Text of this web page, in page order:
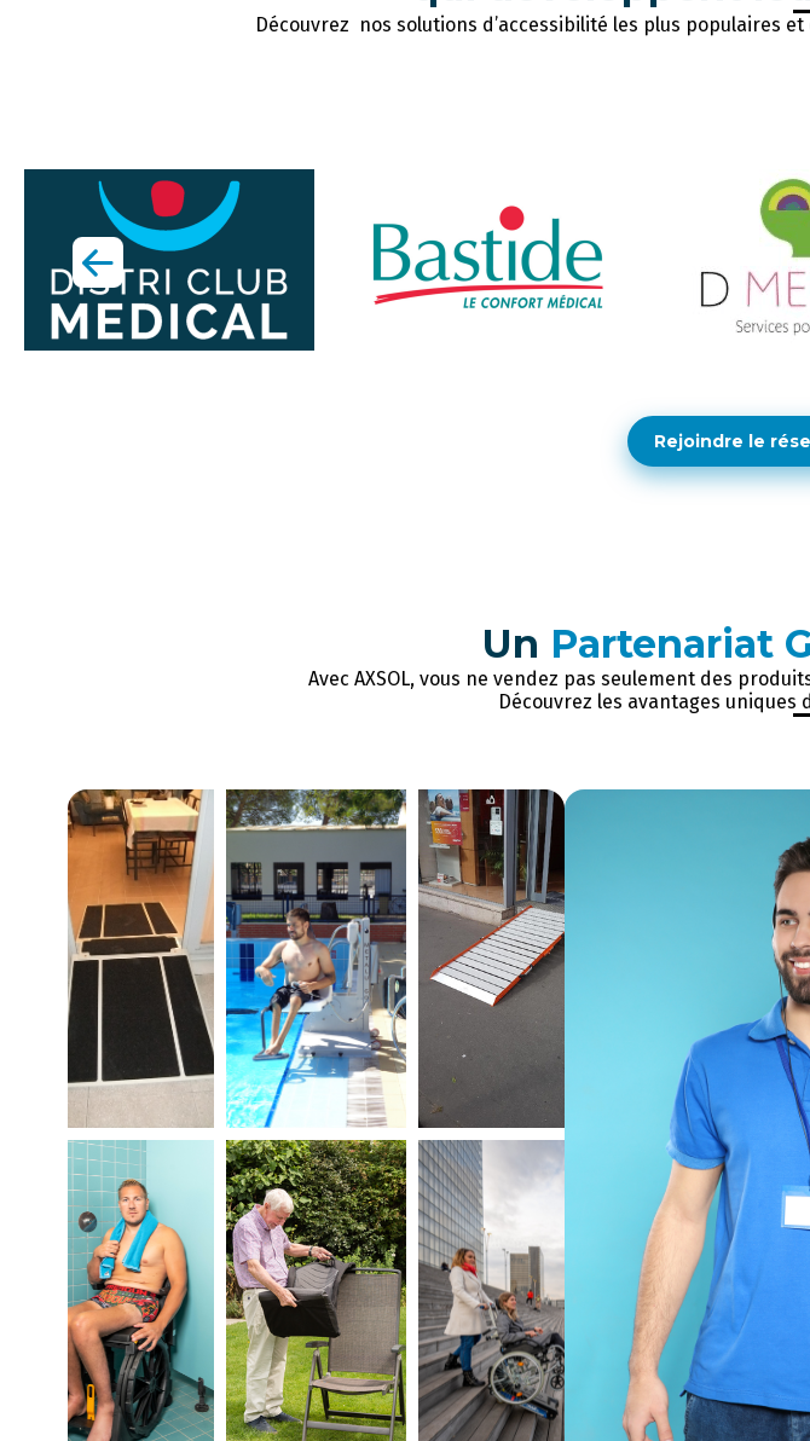
Découvrez nos solutions d’accessibilité les plus populaires
Rejoindre le
Un Partenariat
Avec AXSOL, vous ne vendez pas seulement des
Découvrez les avantages